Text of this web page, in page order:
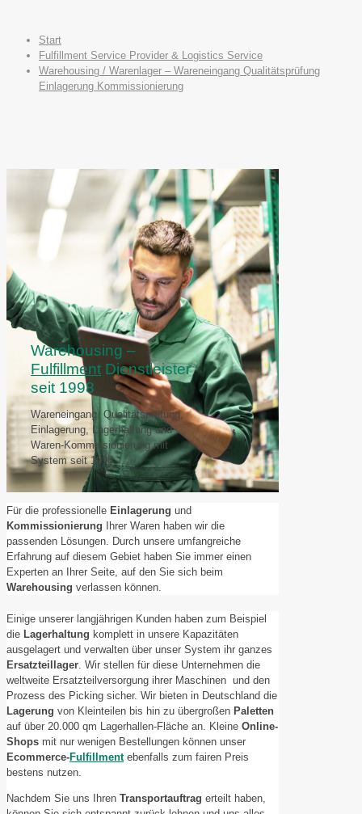
Start
Fulfillment Service Provider & Logistics Service
Warehousing / Warenlager – Wareneingang Qualitätsprüfung
Einlagerung Kommissionierung
Warehousing –
Fulfillment Dienstleister
seit 1998
Wareneingang, Qualitätsprüfung,
Einlagerung, Lagerhaltung und
Waren-Kommissionierung mit
System seit 1998
Für die professionelle Einlagerung und
Kommissionierung Ihrer Waren haben wir die
passenden Lösungen. Durch unsere umfangreiche
Erfahrung auf diesem Gebiet haben Sie immer einen
Experten an Ihrer Seite, auf den Sie sich beim
Warehousing verlassen können.
Einige unserer langjährigen Kunden haben zum Beispiel
die Lagerhaltung komplett in unsere Kapazitäten
ausgelagert und verwalten über unser System ihr ganzes
Ersatzteillager. Wir stellen für diese Unternehmen die
weltweite Ersatzteilversorgung ihrer Maschinen und den
Prozess des Picking sicher. Wir bieten in Deutschland die
Lagerung von Kleinteilen bis hin zu übergroßen Paletten
auf über 20.000 qm Lagerhallen-Fläche an. Kleine Online-
Shops mit nur wenigen Bestellungen können unser
Ecommerce-Fulfillmentebenfalls zum fairen Preis
bestens nutzen.
Nachdem Sie uns Ihren Transportauftrag erteilt haben,